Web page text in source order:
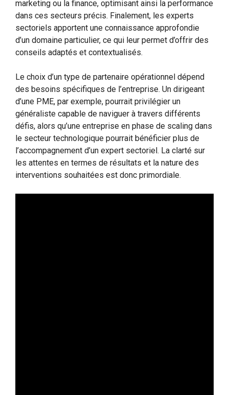
marketing ou la finance, optimisant ainsi la performance
dans ces secteurs précis. Finalement, les experts
sectoriels apportent une connaissance approfondie
d’un domaine particulier, ce qui leur permet d’offrir des
conseils adaptés et contextualisés.
Le choix d’un type de partenaire opérationnel dépend
des besoins spécifiques de l’entreprise. Un dirigeant
d’une PME, par exemple, pourrait privilégier un
généraliste capable de naviguer à travers différents
défis, alors qu’une entreprise en phase de scaling dans
le secteur technologique pourrait bénéficier plus de
l’accompagnement d’un expert sectoriel. La clarté sur
les attentes en termes de résultats et la nature des
interventions souhaitées est donc primordiale.